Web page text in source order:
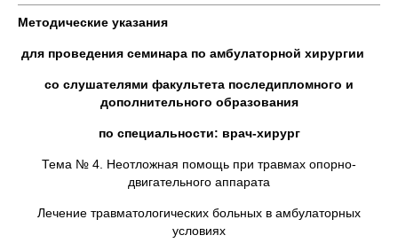
Методические указания
для проведения семинара по амбулаторной хирургии
со слушателями факультета последипломного и
дополнительного образования
по специальности: врач-хирург
Тема № 4. Неотложная помощь при травмах опорно-
двигательного аппарата
Лечение травматологических больных в амбулаторных
условиях